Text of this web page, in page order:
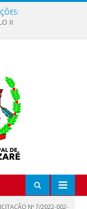
II
Nº 7/2022-002-